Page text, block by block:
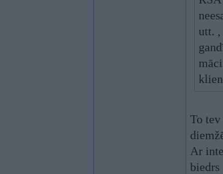
utt. ,
To
Ar